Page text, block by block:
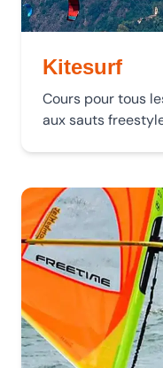
Kitesurf
Cours pour tous
aux sauts